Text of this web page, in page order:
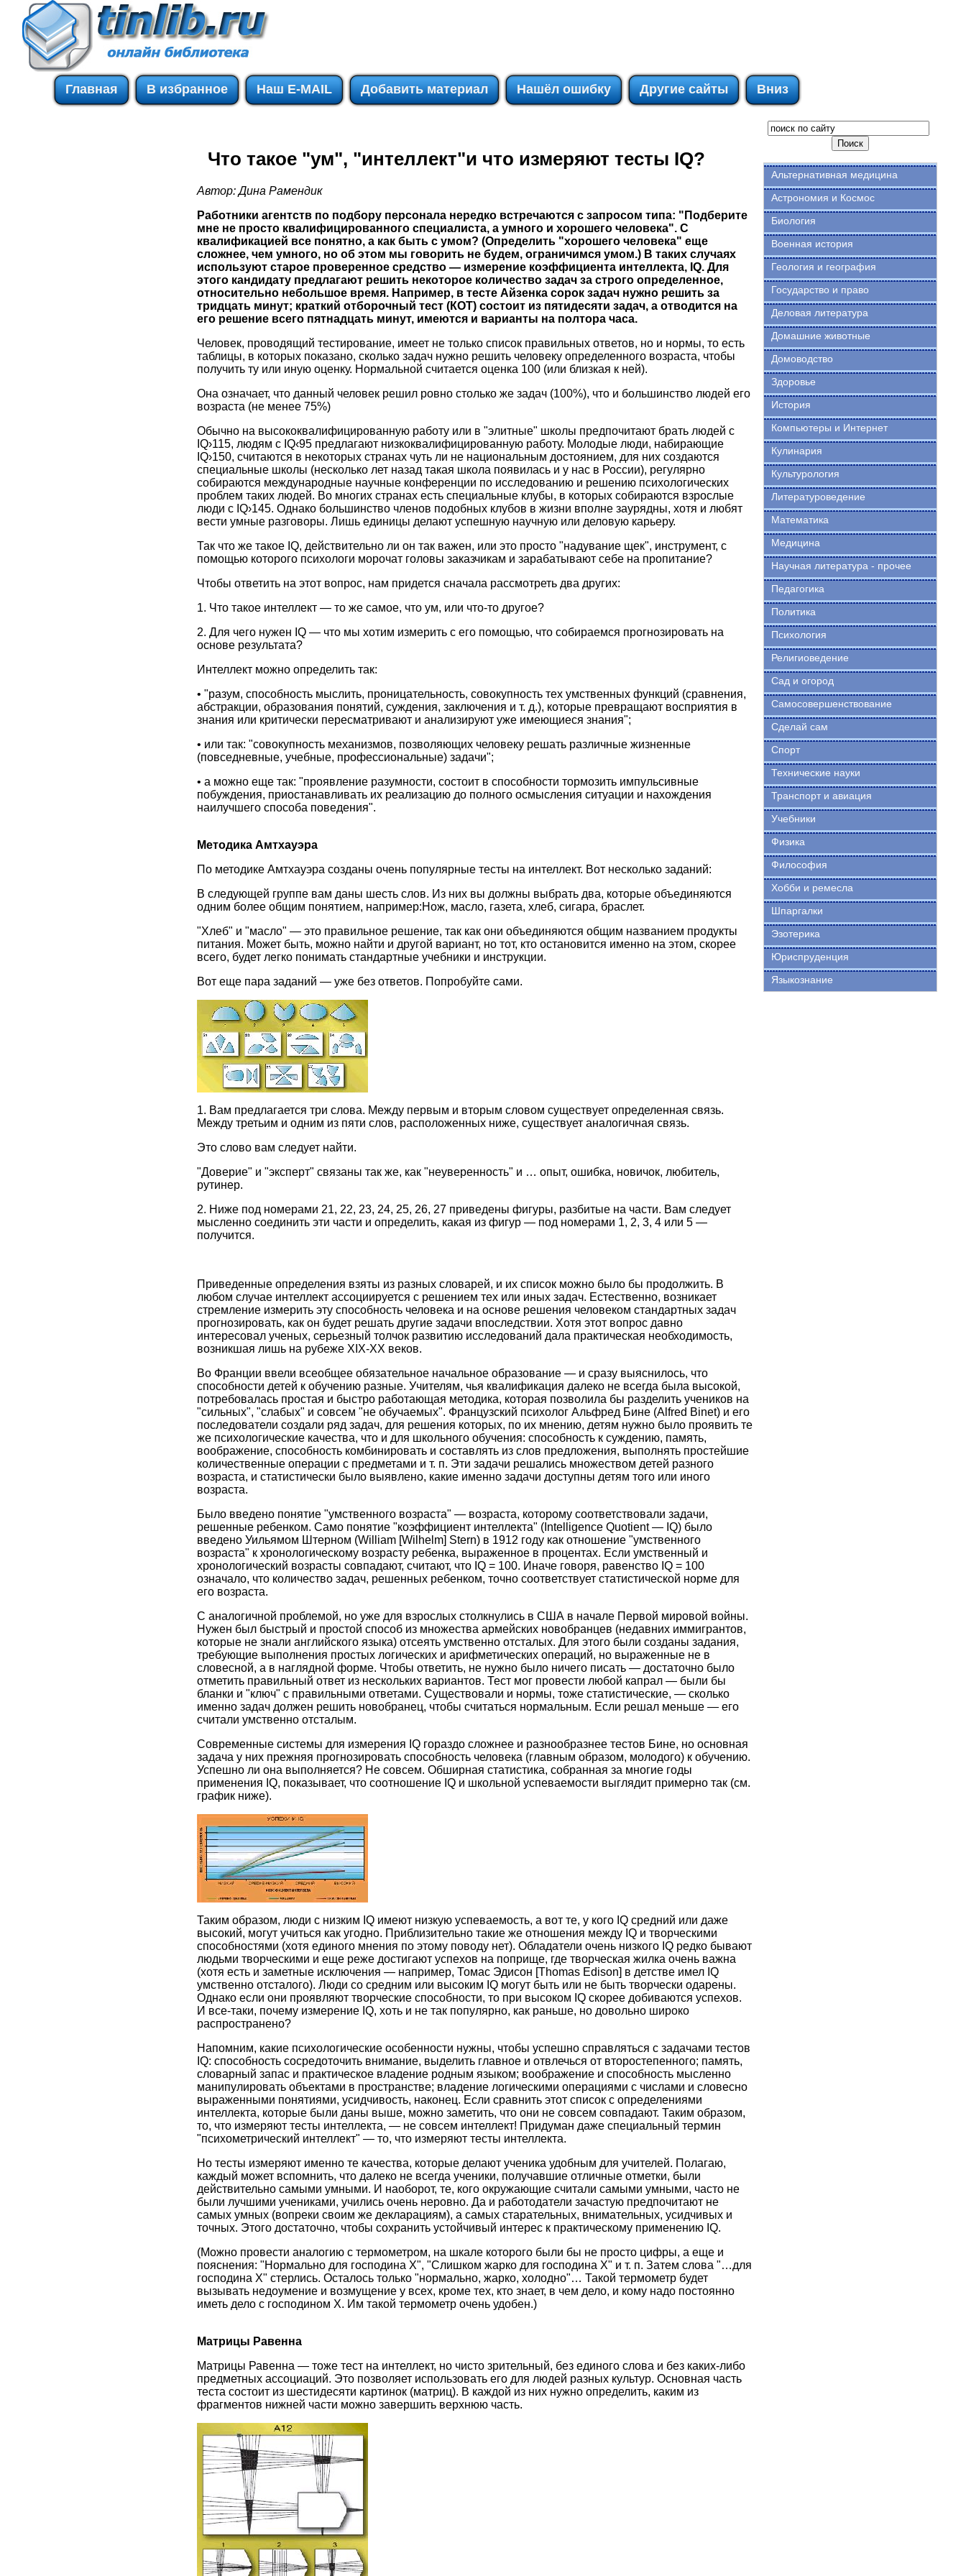
Главная В избранное Наш E-MAIL Добавить материал Нашёл ошибку Другие сайты Вниз
Что такое "ум", "интеллект"и что измеряют тесты IQ?
Автор: Дина Рамендик
Работники агентств по подбору персонала нередко встречаются с запросом типа: "Подберите
мне не просто квалифицированного специалиста, а умного и хорошего человека". С
квалификацией все понятно, а как быть с умом? (Определить "хорошего человека" еще
сложнее, чем умного, но об этом мы говорить не будем, ограничимся умом.) В таких случаях
используют старое проверенное средство — измерение коэффициента интеллекта, IQ. Для
этого кандидату предлагают решить некоторое количество задач за строго определенное,
относительно небольшое время. Например, в тесте Айзенка сорок задач нужно решить за
тридцать минут; краткий отборочный тест (КОТ) состоит из пятидесяти задач, а отводится на
его решение всего пятнадцать минут, имеются и варианты на полтора часа.
Человек, проводящий тестирование, имеет не только список правильных ответов, но и нормы, то есть
таблицы, в которых показано, сколько задач нужно решить человеку определенного возраста, чтобы
получить ту или иную оценку. Нормальной считается оценка 100 (или близкая к ней).
Она означает, что данный человек решил ровно столько же задач (100%), что и большинство людей его
возраста (не менее 75%)
Обычно на высококвалифицированную работу или в "элитные" школы предпочитают брать людей с
IQ›115, людям с IQ‹95 предлагают низкоквалифицированную работу. Молодые люди, набирающие
IQ›150, считаются в некоторых странах чуть ли не национальным достоянием, для них создаются
специальные школы (несколько лет назад такая школа появилась и у нас в России), регулярно
собираются международные научные конференции по исследованию и решению психологических
проблем таких людей. Во многих странах есть специальные клубы, в которых собираются взрослые
люди с IQ›145. Однако большинство членов подобных клубов в жизни вполне заурядны, хотя и любят
вести умные разговоры. Лишь единицы делают успешную научную или деловую карьеру.
Так что же такое IQ, действительно ли он так важен, или это просто "надувание щек", инструмент, с
помощью которого психологи морочат головы заказчикам и зарабатывают себе на пропитание?
Чтобы ответить на этот вопрос, нам придется сначала рассмотреть два других:
1. Что такое интеллект — то же самое, что ум, или что-то другое?
2. Для чего нужен IQ — что мы хотим измерить с его помощью, что собираемся прогнозировать на
основе результата?
Интеллект можно определить так:
• "разум, способность мыслить, проницательность, совокупность тех умственных функций (сравнения,
абстракции, образования понятий, суждения, заключения и т. д.), которые превращают восприятия в
знания или критически пересматривают и анализируют уже имеющиеся знания";
• или так: "совокупность механизмов, позволяющих человеку решать различные жизненные
(повседневные, учебные, профессиональные) задачи";
• а можно еще так: "проявление разумности, состоит в способности тормозить импульсивные
побуждения, приостанавливать их реализацию до полного осмысления ситуации и нахождения
наилучшего способа поведения".
Методика Амтхауэра
По методике Амтхауэра созданы очень популярные тесты на интеллект. Вот несколько заданий:
В следующей группе вам даны шесть слов. Из них вы должны выбрать два, которые объединяются
одним более общим понятием, например:Нож, масло, газета, хлеб, сигара, браслет.
"Хлеб" и "масло" — это правильное решение, так как они объединяются общим названием продукты
питания. Может быть, можно найти и другой вариант, но тот, кто остановится именно на этом, скорее
всего, будет легко понимать стандартные учебники и инструкции.
Вот еще пара заданий — уже без ответов. Попробуйте сами.
1. Вам предлагается три слова. Между первым и вторым словом существует определенная связь.
Между третьим и одним из пяти слов, расположенных ниже, существует аналогичная связь.
Это слово вам следует найти.
"Доверие" и "эксперт" связаны так же, как "неуверенность" и … опыт, ошибка, новичок, любитель,
рутинер.
2. Ниже под номерами 21, 22, 23, 24, 25, 26, 27 приведены фигуры, разбитые на части. Вам следует
мысленно соединить эти части и определить, какая из фигур — под номерами 1, 2, 3, 4 или 5 —
получится.
Приведенные определения взяты из разных словарей, и их список можно было бы продолжить. В
любом случае интеллект ассоциируется с решением тех или иных задач. Естественно, возникает
стремление измерить эту способность человека и на основе решения человеком стандартных задач
прогнозировать, как он будет решать другие задачи впоследствии. Хотя этот вопрос давно
интересовал ученых, серьезный толчок развитию исследований дала практическая необходимость,
возникшая лишь на рубеже XIX-XX веков.
Во Франции ввели всеобщее обязательное начальное образование — и сразу выяснилось, что
способности детей к обучению разные. Учителям, чья квалификация далеко не всегда была высокой,
потребовалась простая и быстро работающая методика, которая позволила бы разделить учеников на
"сильных", "слабых" и совсем "не обучаемых". Французский психолог Альфред Бине (Alfred Binet) и его
последователи создали ряд задач, для решения которых, по их мнению, детям нужно было проявить те
же психологические качества, что и для школьного обучения: способность к суждению, память,
воображение, способность комбинировать и составлять из слов предложения, выполнять простейшие
количественные операции с предметами и т. п. Эти задачи решались множеством детей разного
возраста, и статистически было выявлено, какие именно задачи доступны детям того или иного
возраста.
Было введено понятие "умственного возраста" — возраста, которому соответствовали задачи,
решенные ребенком. Само понятие "коэффициент интеллекта" (Intelligence Quotient — IQ) было
введено Уильямом Штерном (William [Wilhelm] Stern) в 1912 году как отношение "умственного
возраста" к хронологическому возрасту ребенка, выраженное в процентах. Если умственный и
хронологический возрасты совпадают, считают, что IQ = 100. Иначе говоря, равенство IQ = 100
означало, что количество задач, решенных ребенком, точно соответствует статистической норме для
его возраста.
С аналогичной проблемой, но уже для взрослых столкнулись в США в начале Первой мировой войны.
Нужен был быстрый и простой способ из множества армейских новобранцев (недавних иммигрантов,
которые не знали английского языка) отсеять умственно отсталых. Для этого были созданы задания,
требующие выполнения простых логических и арифметических операций, но выраженные не в
словесной, а в наглядной форме. Чтобы ответить, не нужно было ничего писать — достаточно было
отметить правильный ответ из нескольких вариантов. Тест мог провести любой капрал — были бы
бланки и "ключ" с правильными ответами. Существовали и нормы, тоже статистические, — сколько
именно задач должен решить новобранец, чтобы считаться нормальным. Если решал меньше — его
считали умственно отсталым.
Современные системы для измерения IQ гораздо сложнее и разнообразнее тестов Бине, но основная
задача у них прежняя прогнозировать способность человека (главным образом, молодого) к обучению.
Успешно ли она выполняется? Не совсем. Обширная статистика, собранная за многие годы
применения IQ, показывает, что соотношение IQ и школьной успеваемости выглядит примерно так (см.
график ниже).
Таким образом, люди с низким IQ имеют низкую успеваемость, а вот те, у кого IQ средний или даже
высокий, могут учиться как угодно. Приблизительно такие же отношения между IQ и творческими
способностями (хотя единого мнения по этому поводу нет). Обладатели очень низкого IQ редко бывают
людьми творческими и еще реже достигают успехов на поприще, где творческая жилка очень важна
(хотя есть и заметные исключения — например, Томас Эдисон [Thomas Edison] в детстве имел IQ
умственно отсталого). Люди со средним или высоким IQ могут быть или не быть творчески одарены.
Однако если они проявляют творческие способности, то при высоком IQ скорее добиваются успехов.
И все-таки, почему измерение IQ, хоть и не так популярно, как раньше, но довольно широко
распространено?
Напомним, какие психологические особенности нужны, чтобы успешно справляться с задачами тестов
IQ: способность сосредоточить внимание, выделить главное и отвлечься от второстепенного; память,
словарный запас и практическое владение родным языком; воображение и способность мысленно
манипулировать объектами в пространстве; владение логическими операциями с числами и словесно
выраженными понятиями, усидчивость, наконец. Если сравнить этот список с определениями
интеллекта, которые были даны выше, можно заметить, что они не совсем совпадают. Таким образом,
то, что измеряют тесты интеллекта, — не совсем интеллект! Придуман даже специальный термин
"психометрический интеллект" — то, что измеряют тесты интеллекта.
Но тесты измеряют именно те качества, которые делают ученика удобным для учителей. Полагаю,
каждый может вспомнить, что далеко не всегда ученики, получавшие отличные отметки, были
действительно самыми умными. И наоборот, те, кого окружающие считали самыми умными, часто не
были лучшими учениками, учились очень неровно. Да и работодатели зачастую предпочитают не
самых умных (вопреки своим же декларациям), а самых старательных, внимательных, усидчивых и
точных. Этого достаточно, чтобы сохранить устойчивый интерес к практическому применению IQ.
(Можно провести аналогию с термометром, на шкале которого были бы не просто цифры, а еще и
пояснения: "Нормально для господина Х", "Слишком жарко для господина Х" и т. п. Затем слова "…для
господина Х" стерлись. Осталось только "нормально, жарко, холодно"… Такой термометр будет
вызывать недоумение и возмущение у всех, кроме тех, кто знает, в чем дело, и кому надо постоянно
иметь дело с господином Х. Им такой термометр очень удобен.)
Матрицы Равенна
Матрицы Равенна — тоже тест на интеллект, но чисто зрительный, без единого слова и без каких-либо
предметных ассоциаций. Это позволяет использовать его для людей разных культур. Основная часть
теста состоит из шестидесяти картинок (матриц). В каждой из них нужно определить, каким из
фрагментов нижней части можно завершить верхнюю часть.
Альтернативная медицина
Астрономия и Космос
Биология
Военная история
Геология и география
Государство и право
Деловая литература
Домашние животные
Домоводство
Здоровье
История
Компьютеры и Интернет
Кулинария
Культурология
Литературоведение
Математика
Медицина
Научная литература - прочее
Педагогика
Политика
Психология
Религиоведение
Сад и огород
Самосовершенствование
Сделай сам
Спорт
Технические науки
Транспорт и авиация
Учебники
Физика
Философия
Хобби и ремесла
Шпаргалки
Эзотерика
Юриспруденция
Языкознание